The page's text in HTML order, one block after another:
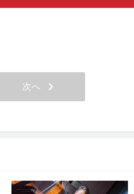
次へ chevron_right